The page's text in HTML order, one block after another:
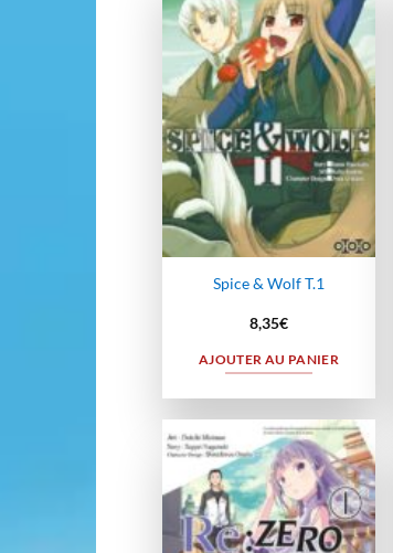
Ajouter
à la
wishlist
Spice & Wolf T.1
8,35€
AJOUTER AU PANIER
Ajouter
à la
wishlist